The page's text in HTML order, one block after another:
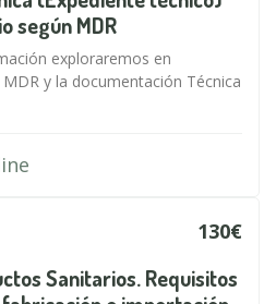
según MDR
exploraremos en
y la documentación Técnica
130€
Sanitarios. Requisitos